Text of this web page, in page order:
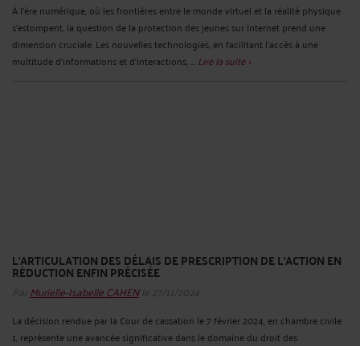
À l'ère numérique, où les frontières entre le monde virtuel et la réalité physique
s'estompent, la question de la protection des jeunes sur Internet prend une
dimension cruciale. Les nouvelles technologies, en facilitant l'accès à une
multitude d'informations et d'interactions, ... Lire la suite >
L'ARTICULATION DES DÉLAIS DE PRESCRIPTION DE L'ACTION EN
RÉDUCTION ENFIN PRÉCISÉE
Par Murielle-Isabelle CAHENle 27/11/2024
La décision rendue par la Cour de cassation le 7 février 2024, en chambre civile
1, représente une avancée significative dans le domaine du droit des